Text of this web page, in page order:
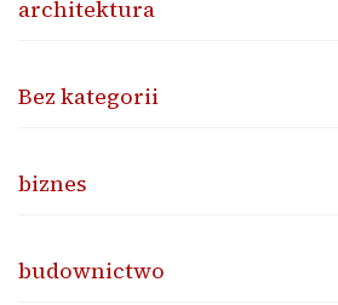
architektura
Bez kategorii
biznes
budownictwo